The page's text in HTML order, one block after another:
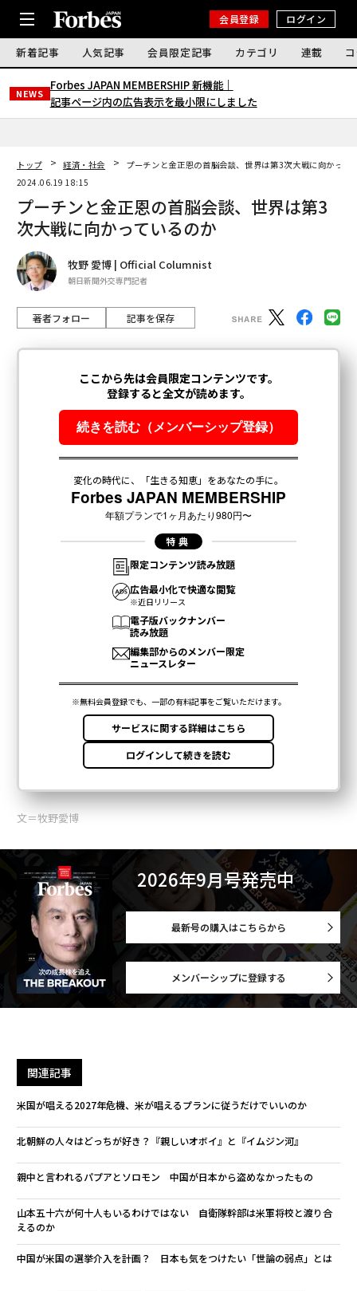
会員登録 ログイン
新着記事 人気記事 会員限定記事 カテゴリ 連載
NEWS
Forbes JAPAN MEMBERSHIP 新機能｜
記事ページ内の広告表示を最小限にしました
トップ 経済・社会
プーチンと金正恩の首脳会談、世界は第3次大戦に向かって
2024.06.19 18:15
プーチンと金正恩の首脳会談、世界は第3
次大戦に向かっているのか
牧野 愛博 | Official Columnist
朝日新聞外交専門記者
著者フォロー 記事を保存
文＝牧野愛博
2026年9月号発売中
最新号の購入はこちらから
メンバーシップに登録する
関連記事
米国が唱える2027年危機、米が唱えるプランに従うだけでいいのか
北朝鮮の人々はどっちが好き？『親しいオボイ』と『イムジン河』
親中と言われるパプアとソロモン 中国が日本から盗めなかったもの
山本五十六が何十人もいるわけではない 自衛隊幹部は米軍将校と渡り合
えるのか
中国が米国の選挙介入を計画？ 日本も気をつけたい「世論の弱点」とは